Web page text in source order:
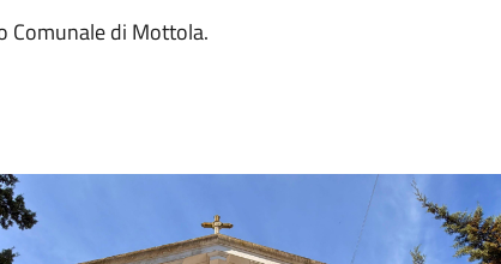
Comunale di Mottola.